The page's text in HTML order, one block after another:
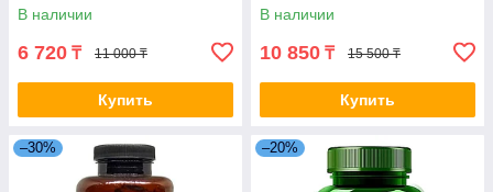
В наличии
6 720 ₸ 11 000 ₸
Купить
В наличии
10 850 ₸ 15 500 ₸
Купить
–30% –20%